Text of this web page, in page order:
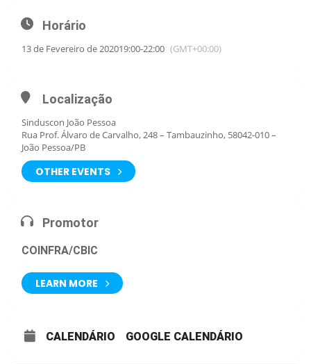
Horário
13 de Fevereiro de 202019:00-22:00 (GMT+00:00)
Localização
Sinduscon João Pessoa
Rua Prof. Álvaro de Carvalho, 248 – Tambauzinho, 58042-010 –
João Pessoa/PB
OTHER EVENTS
Promotor
COINFRA/CBIC
LEARN MORE
CALENDÁRIO GOOGLE CALENDÁRIO